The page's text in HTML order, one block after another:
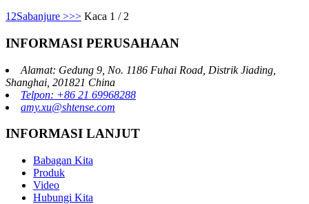
1 2Sabanjure >>> Kaca 1 / 2
INFORMASI PERUSAHAAN
Alamat: Gedung 9, No. 1186 Fuhai Road, Distrik Jiading,
Shanghai, 201821 China
Telpon: +86 21 69968288
amy.xu@shtense.com
INFORMASI LANJUT
Babagan Kita
Produk
Video
Hubungi Kita